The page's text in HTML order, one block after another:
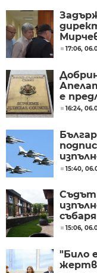
17:06,
е
16:24,
15:40,
Съдът
15:06,
"Било